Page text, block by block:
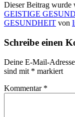
Dieser Beitrag wurde
GEISTIGE
GESUNDHEIT von
Schreibe einen
Deine E-Mail-
sind mit * markiert
Kommentar *